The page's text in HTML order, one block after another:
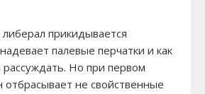
прикидывается
палевые перчатки и как
рассуждать. Но при первом
отбрасывает не свойственные